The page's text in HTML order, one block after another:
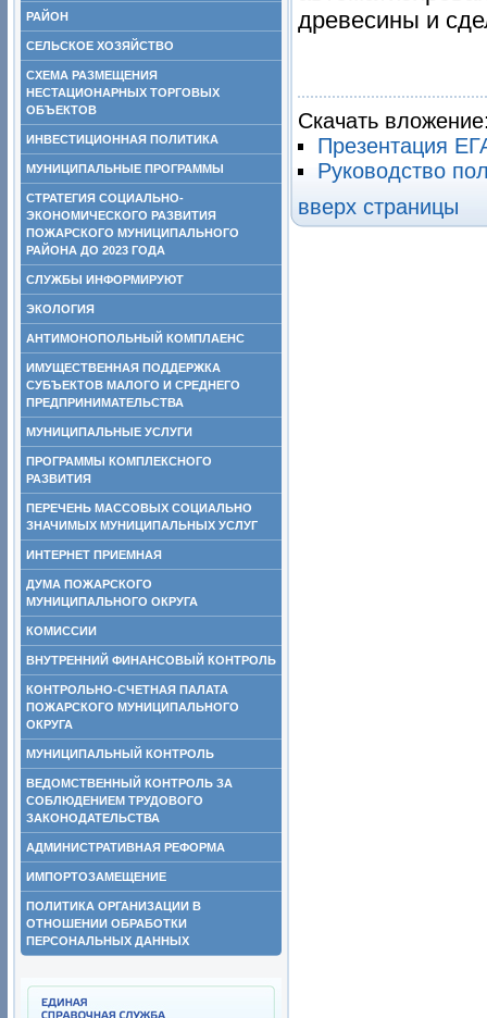
РАЙОН
СЕЛЬСКОЕ ХОЗЯЙСТВО
СХЕМА РАЗМЕЩЕНИЯ
НЕСТАЦИОНАРНЫХ ТОРГОВЫХ
ОБЪЕКТОВ
ИНВЕСТИЦИОННАЯ ПОЛИТИКА
МУНИЦИПАЛЬНЫЕ ПРОГРАММЫ
СТРАТЕГИЯ СОЦИАЛЬНО-
ЭКОНОМИЧЕСКОГО РАЗВИТИЯ
ПОЖАРСКОГО МУНИЦИПАЛЬНОГО
РАЙОНА ДО 2023 ГОДА
СЛУЖБЫ ИНФОРМИРУЮТ
ЭКОЛОГИЯ
АНТИМОНОПОЛЬНЫЙ КОМПЛАЕНС
ИМУЩЕСТВЕННАЯ ПОДДЕРЖКА
СУБЪЕКТОВ МАЛОГО И СРЕДНЕГО
ПРЕДПРИНИМАТЕЛЬСТВА
МУНИЦИПАЛЬНЫЕ УСЛУГИ
ПРОГРАММЫ КОМПЛЕКСНОГО
РАЗВИТИЯ
ПЕРЕЧЕНЬ МАССОВЫХ СОЦИАЛЬНО
ЗНАЧИМЫХ МУНИЦИПАЛЬНЫХ УСЛУГ
ИНТЕРНЕТ ПРИЕМНАЯ
ДУМА ПОЖАРСКОГО
МУНИЦИПАЛЬНОГО ОКРУГА
КОМИССИИ
ВНУТРЕННИЙ ФИНАНСОВЫЙ КОНТРОЛЬ
КОНТРОЛЬНО-СЧЕТНАЯ ПАЛАТА
ПОЖАРСКОГО МУНИЦИПАЛЬНОГО
ОКРУГА
МУНИЦИПАЛЬНЫЙ КОНТРОЛЬ
ВЕДОМСТВЕННЫЙ КОНТРОЛЬ ЗА
СОБЛЮДЕНИЕМ ТРУДОВОГО
ЗАКОНОДАТЕЛЬСТВА
АДМИНИСТРАТИВНАЯ РЕФОРМА
ИМПОРТОЗАМЕЩЕНИЕ
ПОЛИТИКА ОРГАНИЗАЦИИ В
ОТНОШЕНИИ ОБРАБОТКИ
ПЕРСОНАЛЬНЫХ ДАННЫХ
древесины и
Скачать
Презентация
Руководство
вверх страницы